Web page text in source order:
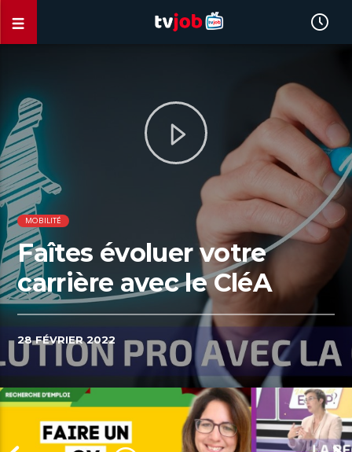
MOBILITÉ
Faîtes évoluer votre
carrière avec le CléA
28 FÉVRIER 2022